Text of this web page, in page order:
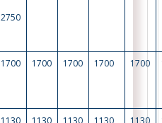
2750
1700 1700 1700 1700 1700
1130 1130 1130 1130 1130